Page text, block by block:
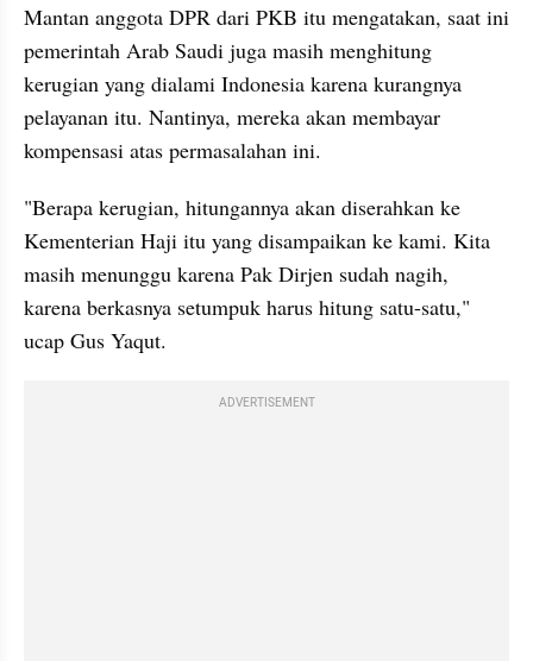
Mantan anggota DPR dari PKB itu mengatakan, saat ini
pemerintah Arab Saudi juga masih menghitung
kerugian yang dialami Indonesia karena kurangnya
pelayanan itu. Nantinya, mereka akan membayar
kompensasi atas permasalahan ini.
"Berapa kerugian, hitungannya akan diserahkan ke
Kementerian Haji itu yang disampaikan ke kami. Kita
masih menunggu karena Pak Dirjen sudah nagih,
karena berkasnya setumpuk harus hitung satu-satu,"
ucap Gus Yaqut.
ADVERTISEMENT